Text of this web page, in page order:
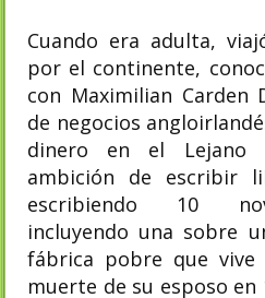
Cuando era adulta,
por el continente,
con Maximilian Carden
de negocios
dinero en el Lejano
ambición de escribir
escribiendo 10
incluyendo una sobre
fábrica pobre que
muerte de su esposo en